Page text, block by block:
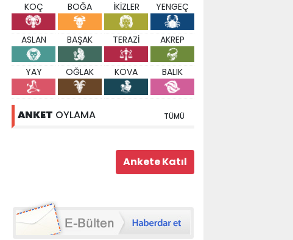
KOÇ BOĞA İKİZLER YENGEÇ
ASLAN BAŞAK TERAZİ AKREP
YAY OĞLAK KOVA BALIK
ANKET OYLAMA TÜMÜ